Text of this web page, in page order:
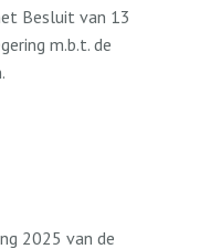
Besluit van 13
m.b.t. de
2025 van de